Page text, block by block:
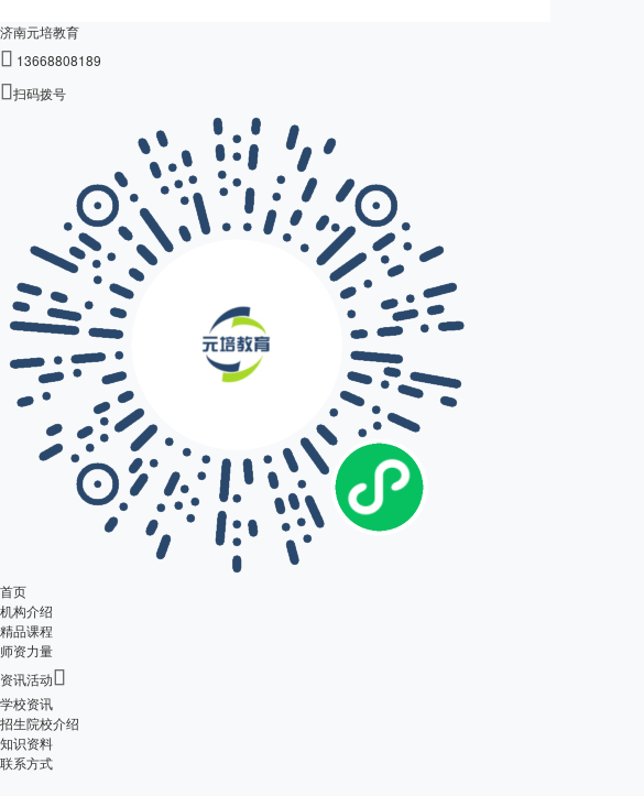
济南元培教育
 13668808189
扫码拨号
首页
机构介绍
精品课程
师资力量
资讯活动
学校资讯
招生院校介绍
知识资料
联系方式